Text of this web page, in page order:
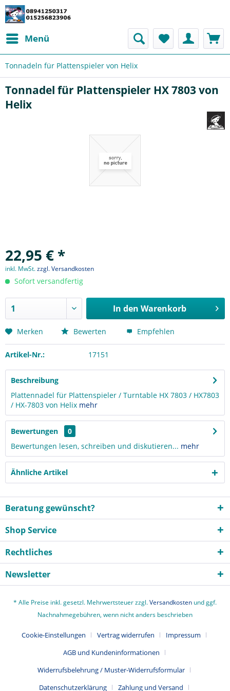
Menü
Tonnadeln für Plattenspieler von Helix
Tonnadel für Plattenspieler HX 7803 von
Helix
22,95 € *
inkl. MwSt.zzgl. Versandkosten
Sofort versandfertig
In den Warenkorb
Merken Bewerten Empfehlen
Artikel-Nr.: 17151
Beschreibung
Plattennadel für Plattenspieler / Turntable HX 7803 / HX7803
/ HX-7803 von Helix mehr
Bewertungen
0
Bewertungen lesen, schreiben und diskutieren... mehr
Ähnliche Artikel
Beratung gewünscht?
Shop Service
Rechtliches
Newsletter
* Alle Preise inkl. gesetzl. Mehrwertsteuer zzgl.Versandkosten und ggf.
Nachnahmegebühren, wenn nicht anders beschrieben
Cookie-Einstellungen Vertrag widerrufen
Impressum
AGB und Kundeninformationen
Widerrufsbelehrung / Muster-Widerrufsformular
Datenschutzerklärung
Zahlung und Versand